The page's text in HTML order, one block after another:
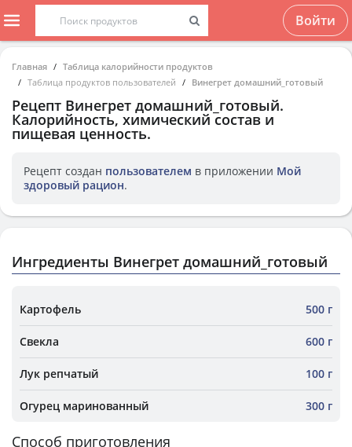
Войти
Главная
Таблица калорийности продуктов
Таблица продуктов пользователей
Винегрет домашний_готовый
Рецепт Винегрет домашний_готовый.
Калорийность, химический состав и
пищевая ценность.
Рецепт создан пользователем в приложении Мой
здоровый рацион.
Ингредиенты Винегрет домашний_готовый
Картофель 500 г
Свекла 600 г
Лук репчатый 100 г
Огурец маринованный 300 г
Способ приготовления